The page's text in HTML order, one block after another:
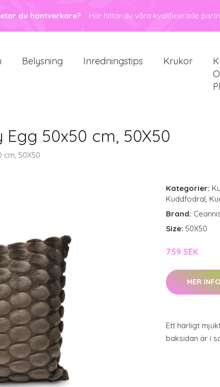
du hantverkare? Här hittar du våra kvalificerade
Belysning Inredningstips Krukor
50x50 cm, 50X50
cm, 50X50
Kategorier:
Kuddfodral,
Brand:
Size: 50X50
759 SEK
MER
Ett härligt
baksidan är i